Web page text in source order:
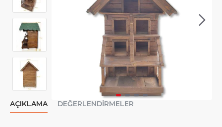
AÇIKLAMA DEĞERLENDIRMELER